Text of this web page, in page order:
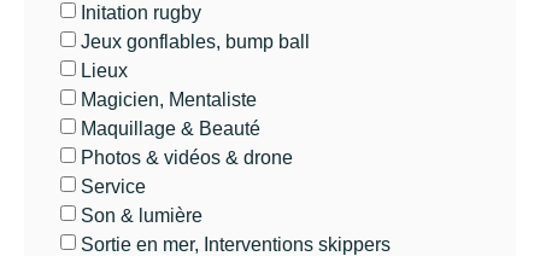
Initation rugby
Jeux gonflables, bump ball
Lieux
Magicien, Mentaliste
Maquillage & Beauté
Photos & vidéos & drone
Service
Son & lumière
Sortie en mer, Interventions skippers